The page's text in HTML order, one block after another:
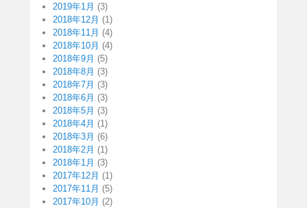
2019年1月 (3)
2018年12月 (1)
2018年11月 (4)
2018年10月 (4)
2018年9月 (5)
2018年8月 (3)
2018年7月 (3)
2018年6月 (3)
2018年5月 (3)
2018年4月 (1)
2018年3月 (6)
2018年2月 (1)
2018年1月 (3)
2017年12月 (1)
2017年11月 (5)
2017年10月 (2)